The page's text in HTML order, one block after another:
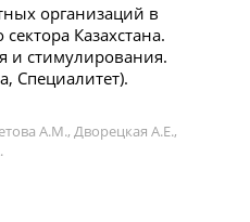
организаций в
Казахстана.
и стимулирования.
Специалитет).
А.М., Дворецкая А.Е.,